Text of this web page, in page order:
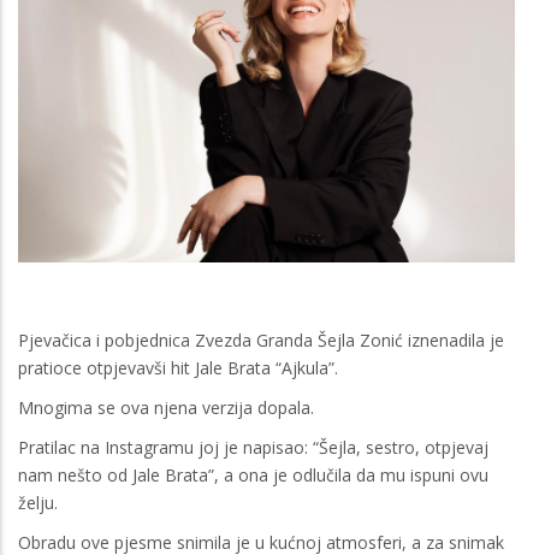
Pjevačica i pobjednica Zvezda Granda Šejla Zonić iznenadila je
pratioce otpjevavši hit Jale Brata “Ajkula”.
Mnogima se ova njena verzija dopala.
Pratilac na Instagramu joj je napisao: “Šejla, sestro, otpjevaj
nam nešto od Jale Brata”, a ona je odlučila da mu ispuni ovu
želju.
Obradu ove pjesme snimila je u kućnoj atmosferi, a za snimak